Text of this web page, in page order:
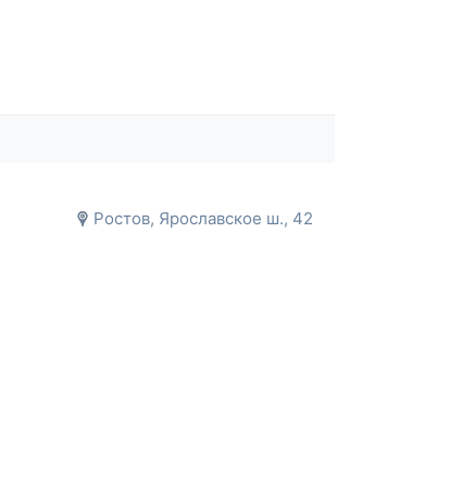
Ростов, Ярославское ш., 42